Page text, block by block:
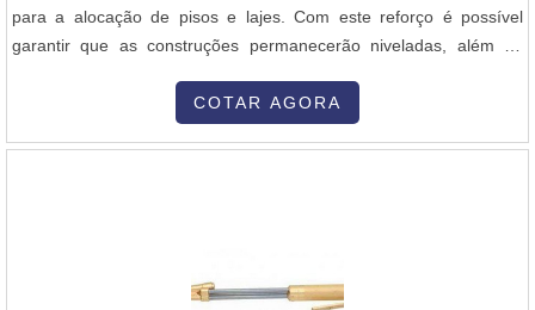
para a alocação de pisos e lajes. Com este reforço é possível
garantir que as construções permanecerão niveladas, além da
alvenaria. As telas soldadas apresentam:Excelente
COTAR AGORA